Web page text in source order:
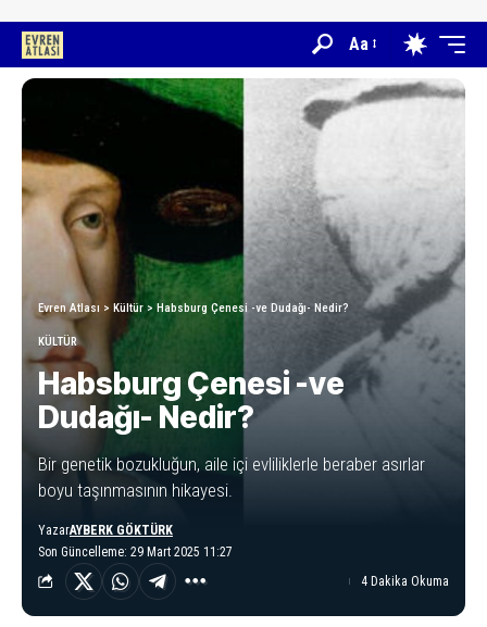
Aa
Evren Atlası > Kültür > Habsburg Çenesi -ve Dudağı- Nedir?
KÜLTÜR
Habsburg Çenesi -ve
Dudağı- Nedir?
Bir genetik bozukluğun, aile içi evliliklerle beraber asırlar
boyu taşınmasının hikayesi.
Son Güncelleme: 29 Mart 2025 11:27
YazarAYBERK GÖKTÜRK
4 Dakika Okuma